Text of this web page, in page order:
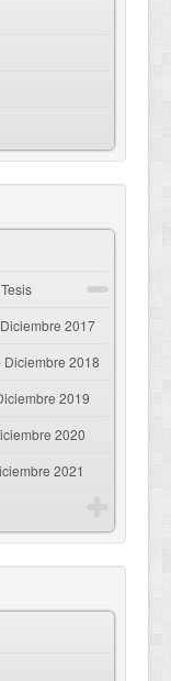
2017
2018
2019
2020
2021